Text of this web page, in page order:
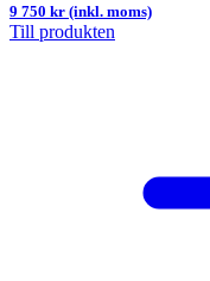
9 750 kr (inkl. moms)
Till produkten